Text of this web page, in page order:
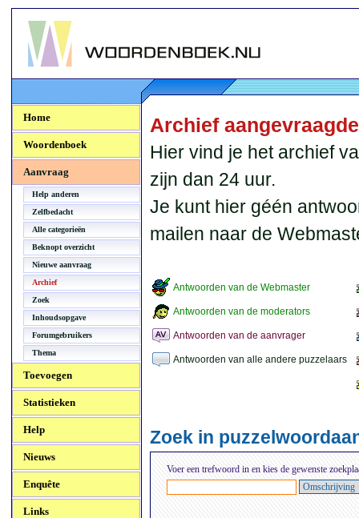
Woordenboek.NU
Home
Woordenboek
Aanvraag
Help anderen
Zelfbedacht
Alle categorieën
Beknopt overzicht
Nieuwe aanvraag
Archief
Zoek
Inhoudsopgave
Forumgebruikers
Thema
Toevoegen
Statistieken
Help
Nieuws
Enquête
Links
Archief
Hier vind je het archief
zijn dan 24 uur.
Je kunt hier géén
mailen naar de
Antwoorden van de Webmaster
Antwoorden van de moderators
Antwoorden van de aanvrager
Antwoorden van alle andere puzzelaars
Zoek in
Voer een trefwoord in en kies de gewenste